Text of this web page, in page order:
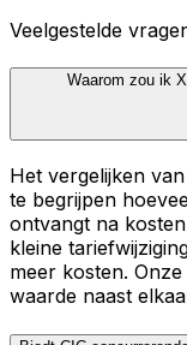
Veelgestelde
Waarom zou ik
Het vergelijken
te begrijpen
ontvangt na
kleine
meer kosten.
waarde naast